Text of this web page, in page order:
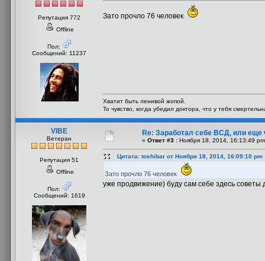
Репутация 772
Offline
Пол:
Сообщений: 11237
Зато прочло 76 человек
Хватит быть ленивой жопой.
То чувство, когда убедил доктора, что у тебя
VIBE
Ветеран
Репутация 51
Offline
Пол:
Сообщений: 1619
Re: Заработал себе ВСД, или еще
« Ответ #3 : Ноября 18, 2014, 16:13:49
Цитата: toshibar от Ноября 18, 2014, 16:09:10 pm
Зато прочло 76 человек
уже продвижение) буду сам себе здесь советы